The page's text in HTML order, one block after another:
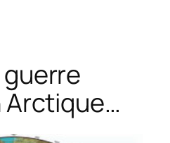
guerre
Arctique…